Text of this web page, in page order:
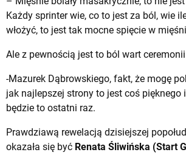
Każdy sprinter wie, co to jest za ból, wie
włożyć, to jest tak mocne spięcie w
Ale z pewnością jest to ból wart
-Mazurek Dąbrowskiego, fakt, że mogę
jak najlepszej strony to jest coś pięknego
będzie to ostatni raz.
Prawdziawą rewelacją dzisiejszej
okazała się być Renata Śliwińska (Start